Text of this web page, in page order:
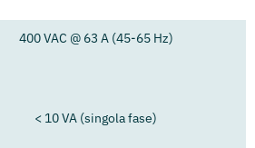
400 VAC @ 63 A (45-65 Hz)
< 10 VA (singola fase)